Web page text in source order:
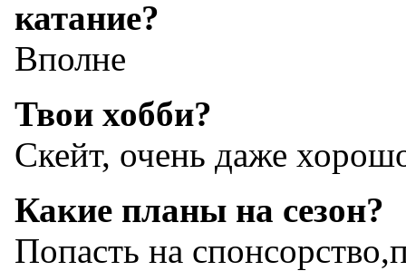
катание?
Вполне
Твои хобби?
Скейт, очень даже
Какие планы на сезон?
Попасть на